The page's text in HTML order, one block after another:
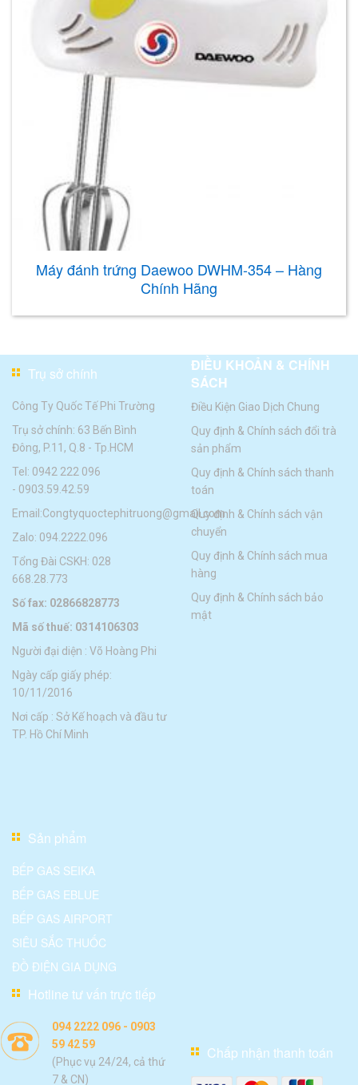
Máy đánh trứng Daewoo DWHM-354 – Hàng
Chính Hãng
Trụ sở chính
Công Ty Quốc Tế Phi Trường
Trụ sở chính: 63 Bến Bình
Đông, P.11, Q.8 - Tp.HCM
Tel: 0942 222 096
- 0903.59.42.59
Email:Congtyquoctephitruong@gmail.com
Zalo: 094.2222.096
Tổng Đài CSKH: 028
668.28.773
Số fax: 02866828773
Mã số thuế: 0314106303
Người đại diện : Võ Hoàng Phi
Ngày cấp giấy phép:
10/11/2016
Nơi cấp : Sở Kế hoạch và đầu tư
TP. Hồ Chí Minh
ĐIỀU KHOẢN & CHÍNH
SÁCH
Điều Kiện Giao Dịch Chung
Quy định & Chính sách đổi trà
sản phẩm
Quy định & Chính sách thanh
toán
Quy định & Chính sách vận
chuyển
Quy định & Chính sách mua
hàng
Quy định & Chính sách bảo
mật
Sản phẩm
BẾP GAS SEIKA
BẾP GAS EBLUE
BẾP GAS AIRPORT
SIÊU SẮC THUỐC
ĐỒ ĐIỆN GIA DỤNG
Hotline tư vấn trực tiếp
094 2222 096 - 0903
59 42 59
(Phục vụ 24/24, cả thứ
7 & CN)
Chấp nhận thanh toán